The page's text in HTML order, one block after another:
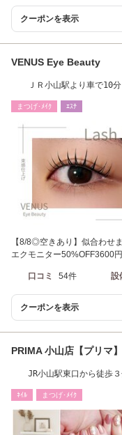
クーポンを表示
VENUS Eye Beauty
ＪＲ小山駅より車で
まつげ･ﾒｲｸ ｴｽﾃ
【8/8◎空きあり】似合わせ
エクモニター50%OFF3600円
口コミ 54件 設
クーポンを表示
PRIMA 小山店【プリマ】
JR小山駅東口から徒歩
ﾈｲﾙ まつげ･ﾒｲｸ